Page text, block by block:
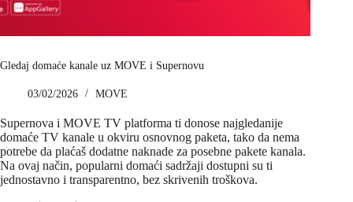
Gledaj domaće kanale uz MOVE i Supernovu
03/02/2026 MOVE
Supernova i MOVE TV platforma ti donose najgledanije
domaće TV kanale u okviru osnovnog paketa, tako da nema
potrebe da plaćaš dodatne naknade za posebne pakete kanala.
Na ovaj način, popularni domaći sadržaji dostupni su ti
jednostavno i transparentno, bez skrivenih troškova.